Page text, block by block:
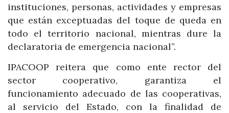
instituciones, personas, actividades y empresas
que están exceptuadas del toque de queda en
todo el territorio nacional, mientras dure la
declaratoria de emergencia nacional”.
IPACOOP reitera que como ente rector del
sector cooperativo, garantiza el
funcionamiento adecuado de las cooperativas,
al servicio del Estado, con la finalidad de